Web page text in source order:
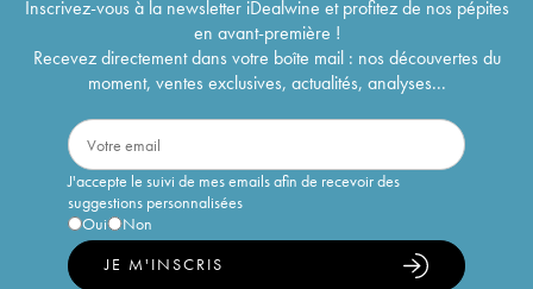
Inscrivez-vous à la newsletter iDealwine et profitez de nos pépites
en avant-première !
Recevez directement dans votre boîte mail : nos découvertes du
moment, ventes exclusives, actualités, analyses...
J'accepte le suivi de mes emails afin de recevoir des
suggestions personnalisées
Oui
Non
JE M'INSCRIS